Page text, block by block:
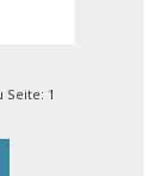
Seite: 1